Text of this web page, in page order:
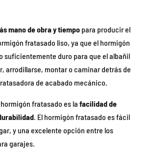
mano de obra y tiempopara producir el
fratasado liso, ya que el hormigón
suficientemente duro para que el albañil
arrodillarse, montar o caminar detrás de
de acabado mecánico.
fratasado es la facilidad de
. El hormigón fratasado es fácil
y una excelente opción entre los
garajes.